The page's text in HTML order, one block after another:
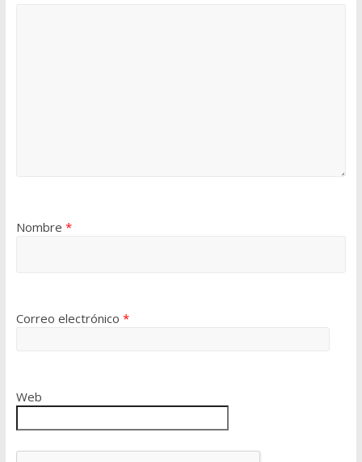
Nombre *
Correo electrónico *
Web